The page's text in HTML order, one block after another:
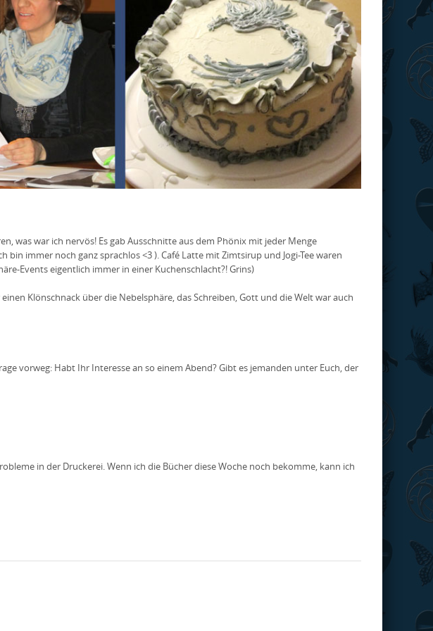
was war ich nervös! Es gab Ausschnitte aus dem Phönix mit jeder Menge
immer noch ganz sprachlos <3 ). Café Latte mit Zimtsirup und Jogi-Tee waren
Events eigentlich immer in einer Kuchenschlacht?! Grins)
Klönschnack über die Nebelsphäre, das Schreiben, Gott und die Welt war auch
vorweg: Habt Ihr Interesse an so einem Abend? Gibt es jemanden unter Euch, der
in der Druckerei. Wenn ich die Bücher diese Woche noch bekomme, kann ich